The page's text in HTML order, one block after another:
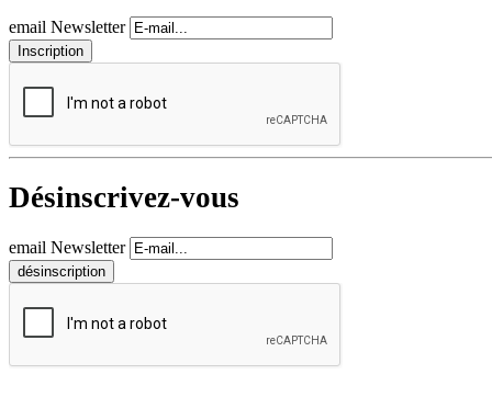
email Newsletter
Désinscrivez-vous
email Newsletter